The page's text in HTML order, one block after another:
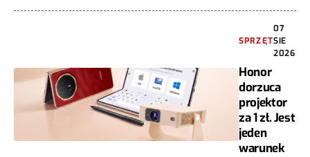
SPRZĘT
07
SIE
2026
Honor
dorzuca
projektor
za 1 zł. Jest
jeden
warunek